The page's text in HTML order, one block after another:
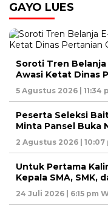
GAYO LUES
Soroti Tren Belanja
Awasi Ketat Dinas
5 Agustus 2026 | 11:34
Peserta Seleksi
Minta Pansel Buka
2 Agustus 2026 | 10:07
Untuk Pertama
Kepala SMA, SMK,
24 Juli 2026 | 6:15 pm